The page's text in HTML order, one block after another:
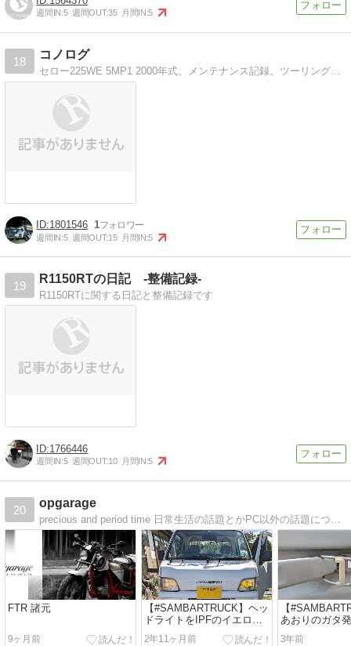
週間IN:5 週間OUT:35 月間IN:5
18
コノログ
セロー225WE 5MP1 2000年式。メンテナンス記録。ツーリング記録。燃費記録など。主にメモ目的の意味不明変態ブログ。あやしい部品流用情報など。
1801546 1
週間IN:5 週間OUT:15 月間IN:5
19
R1150RTの日記 -整備記録-
R1150RTに関する日記と整備記録です
1766446
週間IN:5 週間OUT:10 月間IN:5
20
opgarage
FTR 諸元
9ヶ月前
【#SAMBARTRUCK】ヘッ
ドライトをIPFのイエロー
LEDにしてみた
2年11ヶ月前
【
あおりのガタ
3年前